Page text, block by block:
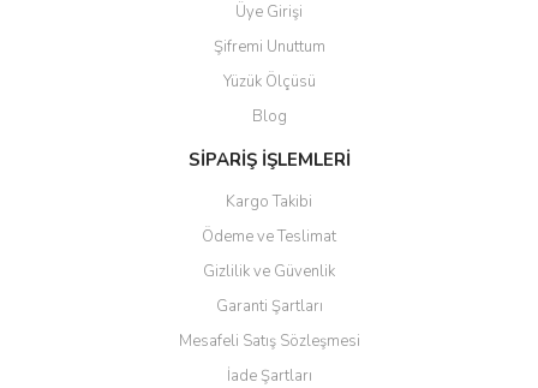
Ürün açıklamasında eksik bilgiler bulunuyor.
Ürün bilgilerinde hatalar bulunuyor.
Ürün fiyatı diğer sitelerden daha pahalı.
Bu ürüne benzer farklı alternatifler olmalı.
Gönder
Üye Girişi
Şifremi Unuttum
Yüzük Ölçüsü
Blog
SİPARİŞ İŞLEMLERİ
Kargo Takibi
Ödeme ve Teslimat
Gizlilik ve Güvenlik
Garanti Şartları
Mesafeli Satış Sözleşmesi
İade Şartları